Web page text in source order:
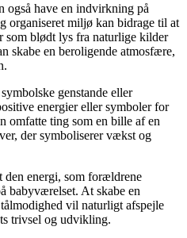
også have en indvirkning på
organiseret miljø kan bidrage til at
som blødt lys fra naturlige kilder
skabe en beroligende atmosfære,
genstande eller
energier eller symboler for
omfatte ting som en bille af en
der symboliserer vækst og
den energi, som forældrene
babyværelset. At skabe en
vil naturligt afspejle
trivsel og udvikling.